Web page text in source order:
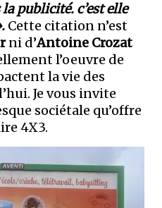
publicité. c’est elle
Cette citation n’est
ni d’Antoine Crozat
l’oeuvre de
la vie des
Je vous invite
sociétale qu’offre
4X3.